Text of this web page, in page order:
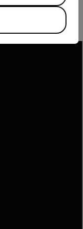
FLIR ETS320으로
향상